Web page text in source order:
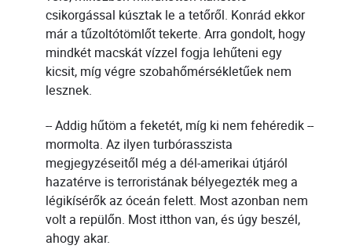
csikorgással kúsztak le a tetőről. Konrád ekkor
már a tűzoltótömlőt tekerte. Arra gondolt, hogy
mindkét macskát vízzel fogja lehűteni egy
kicsit, míg végre szobahőmérsékletűek nem
lesznek.
-- Addig hűtöm a feketét, míg ki nem fehéredik --
mormolta. Az ilyen turbórasszista
megjegyzéseitől még a dél-amerikai útjáról
hazatérve is terroristának bélyegezték meg a
légikísérők az óceán felett. Most azonban nem
volt a repülőn. Most itthon van, és úgy beszél,
ahogy akar.